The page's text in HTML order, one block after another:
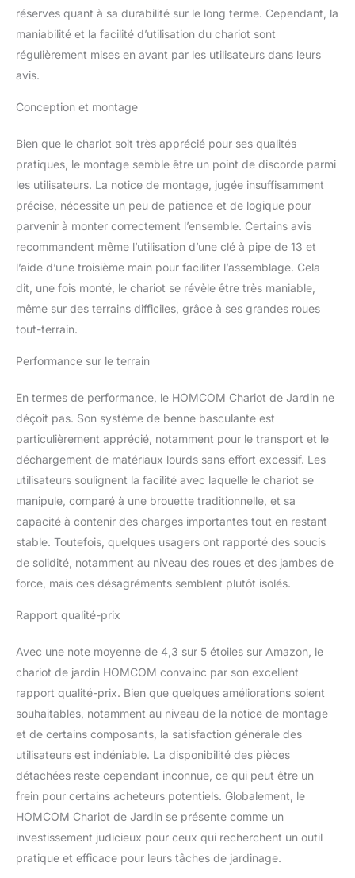
réserves quant à sa durabilité sur le long terme. Cependant, la
maniabilité et la facilité d’utilisation du chariot sont
régulièrement mises en avant par les utilisateurs dans leurs
avis.
Conception et montage
Bien que le chariot soit très apprécié pour ses qualités
pratiques, le montage semble être un point de discorde parmi
les utilisateurs. La notice de montage, jugée insuffisamment
précise, nécessite un peu de patience et de logique pour
parvenir à monter correctement l’ensemble. Certains avis
recommandent même l’utilisation d’une clé à pipe de 13 et
l’aide d’une troisième main pour faciliter l’assemblage. Cela
dit, une fois monté, le chariot se révèle être très maniable,
même sur des terrains difficiles, grâce à ses grandes roues
tout-terrain.
Performance sur le terrain
En termes de performance, le HOMCOM Chariot de Jardin ne
déçoit pas. Son système de benne basculante est
particulièrement apprécié, notamment pour le transport et le
déchargement de matériaux lourds sans effort excessif. Les
utilisateurs soulignent la facilité avec laquelle le chariot se
manipule, comparé à une brouette traditionnelle, et sa
capacité à contenir des charges importantes tout en restant
stable. Toutefois, quelques usagers ont rapporté des soucis
de solidité, notamment au niveau des roues et des jambes de
force, mais ces désagréments semblent plutôt isolés.
Rapport qualité-prix
Avec une note moyenne de 4,3 sur 5 étoiles sur Amazon, le
chariot de jardin HOMCOM convainc par son excellent
rapport qualité-prix. Bien que quelques améliorations soient
souhaitables, notamment au niveau de la notice de montage
et de certains composants, la satisfaction générale des
utilisateurs est indéniable. La disponibilité des pièces
détachées reste cependant inconnue, ce qui peut être un
frein pour certains acheteurs potentiels. Globalement, le
HOMCOM Chariot de Jardin se présente comme un
investissement judicieux pour ceux qui recherchent un outil
pratique et efficace pour leurs tâches de jardinage.